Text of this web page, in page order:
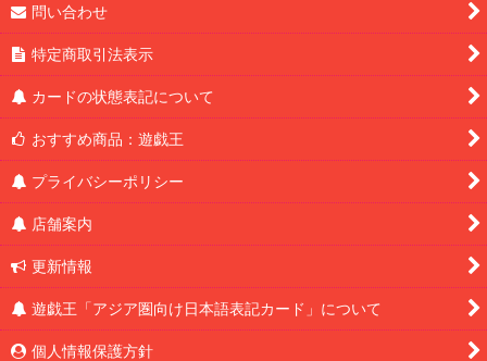
問い合わせ
特定商取引法表示
カードの状態表記について
おすすめ商品：遊戯王
プライバシーポリシー
店舗案内
更新情報
遊戯王「アジア圏向け日本語表記カード」について
個人情報保護方針